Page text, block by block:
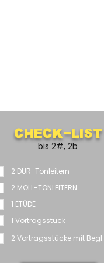
Check-List
bis 2#, 2b
2 DUR-Tonleitern
2 MOLL-TONLEITERN
1 ETÜDE
1 Vortragsstück
2 Vortragsstücke mit Begl.